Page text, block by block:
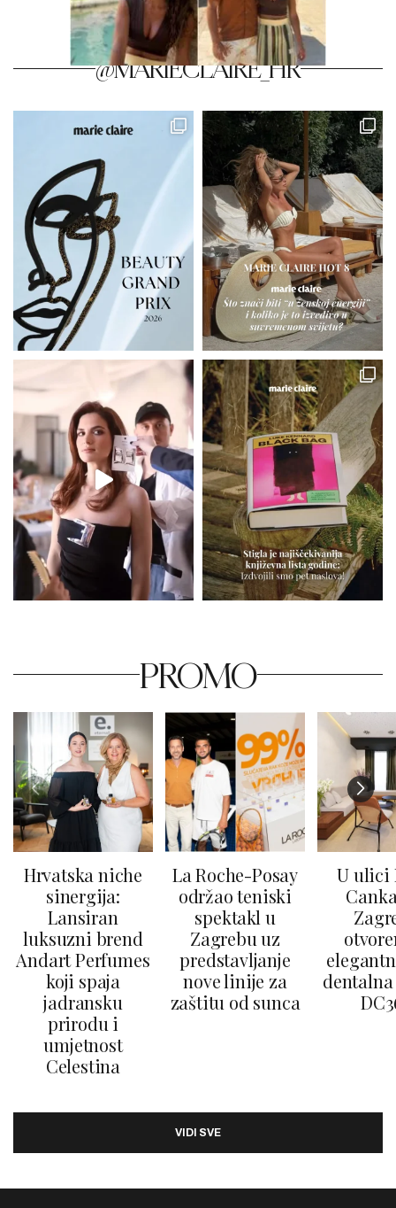
@MARIECLAIRE_HR
PROMO
Hrvatska niche
sinergija:
Lansiran
luksuzni brend
Andart Perfumes
koji spaja
jadransku
prirodu i
umjetnost
Celestina
La Roche-Posay
održao teniski
spektakl u
Zagrebu uz
predstavljanje
nove linije za
zaštitu od sunca
U ulici
VIDI SVE